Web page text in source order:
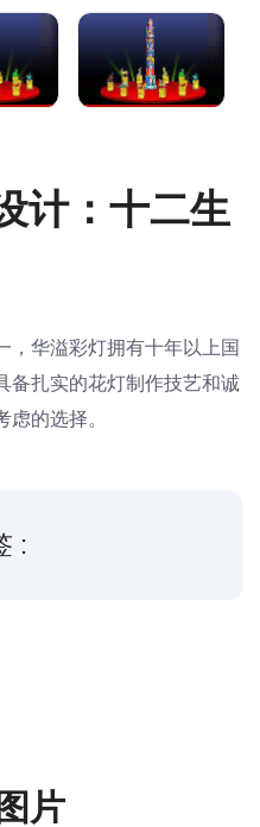
计：十二生
，华溢彩灯拥有十年以上国
备扎实的花灯制作技艺和诚
的选择。
:
片